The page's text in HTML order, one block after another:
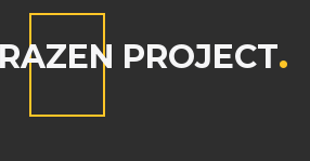
PROJECT